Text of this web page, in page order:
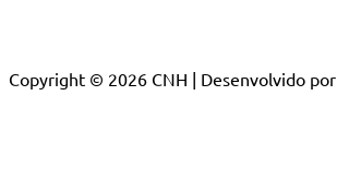
Copyright © 2026 CNH | Desenvolvido por